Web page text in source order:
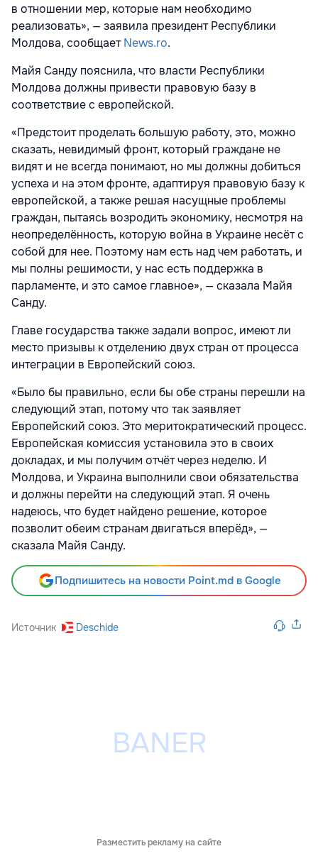
в отношении мер, которые нам необходимо
реализовать», — заявила президент Республики
Молдова, сообщаетNews.ro.
Майя Санду пояснила, что власти Республики
Молдова должны привести правовую базу в
соответствие с европейской.
«Предстоит проделать большую работу, это, можно
сказать, невидимый фронт, который граждане не
видят и не всегда понимают, но мы должны добиться
успеха и на этом фронте, адаптируя правовую базу к
европейской, а также решая насущные проблемы
граждан, пытаясь возродить экономику, несмотря на
неопределённость, которую война в Украине несёт с
собой для нее. Поэтому нам есть над чем работать, и
мы полны решимости, у нас есть поддержка в
парламенте, и это самое главное», — сказала Майя
Санду.
Главе государства также задали вопрос, имеют ли
место призывы к отделению двух стран от процесса
интеграции в Европейский союз.
«Было бы правильно, если бы обе страны перешли на
следующий этап, потому что так заявляет
Европейский союз. Это меритократический процесс.
Европейская комиссия установила это в своих
докладах, и мы получим отчёт через неделю. И
Молдова, и Украина выполнили свои обязательства
и должны перейти на следующий этап. Я очень
надеюсь, что будет найдено решение, которое
позволит обеим странам двигаться вперёд», —
сказала Майя Санду.
Подпишитесь на новости Point.md в Google
Источник Deschide
Разместить рекламу на сайте